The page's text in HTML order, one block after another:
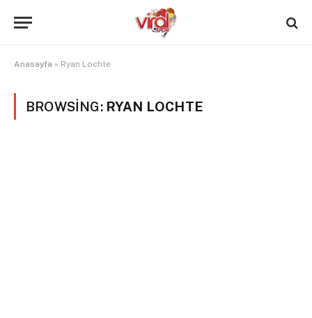
Anasayfa » Ryan Lochte
BROWSING: RYAN LOCHTE